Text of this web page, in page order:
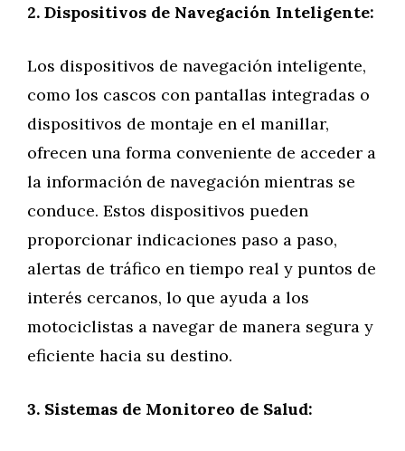
2. Dispositivos de Navegación Inteligente:
Los dispositivos de navegación inteligente,
como los cascos con pantallas integradas o
dispositivos de montaje en el manillar,
ofrecen una forma conveniente de acceder a
la información de navegación mientras se
conduce. Estos dispositivos pueden
proporcionar indicaciones paso a paso,
alertas de tráfico en tiempo real y puntos de
interés cercanos, lo que ayuda a los
motociclistas a navegar de manera segura y
eficiente hacia su destino.
3. Sistemas de Monitoreo de Salud: